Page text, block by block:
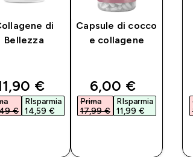
di
Bellezza
price
€‎
€‎
RIsparmia
14,59 €‎
Capsule di cocco
e collagene
discounted price
6,00 €‎
Prima
17,99 €‎
RIsparmia
11,99 €‎